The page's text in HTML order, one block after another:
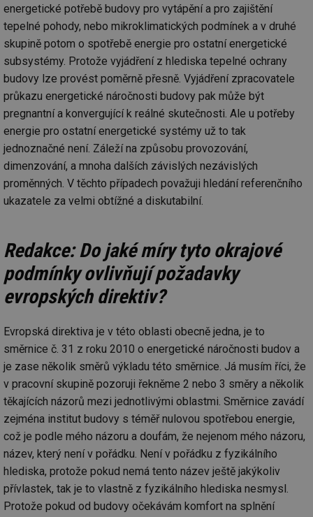
energetické potřebě budovy pro vytápění a pro zajištění
tepelné pohody, nebo mikroklimatických podmínek a v druhé
skupině potom o spotřebě energie pro ostatní energetické
subsystémy. Protože vyjádření z hlediska tepelné ochrany
budovy lze provést poměrně přesně. Vyjádření zpracovatele
průkazu energetické náročnosti budovy pak může být
pregnantní a konvergující k reálné skutečnosti. Ale u potřeby
energie pro ostatní energetické systémy už to tak
jednoznačné není. Záleží na způsobu provozování,
dimenzování, a mnoha dalších závislých nezávislých
proměnných. V těchto případech považuji hledání referenčního
ukazatele za velmi obtížné a diskutabilní.
Redakce: Do jaké míry tyto okrajové
podmínky ovlivňují požadavky
evropských direktiv?
Evropská direktiva je v této oblasti obecně jedna, je to
směrnice č. 31 z roku 2010 o energetické náročnosti budov a
je zase několik směrů výkladu této směrnice. Já musím říci, že
v pracovní skupině pozoruji řekněme 2 nebo 3 směry a několik
těkajících názorů mezi jednotlivými oblastmi. Směrnice zavádí
zejména institut budovy s téměř nulovou spotřebou energie,
což je podle mého názoru a doufám, že nejenom mého názoru,
název, který není v pořádku. Není v pořádku z fyzikálního
hlediska, protože pokud nemá tento název ještě jakýkoliv
přívlastek, tak je to vlastně z fyzikálního hlediska nesmysl.
Protože pokud od budovy očekávám komfort na splnění